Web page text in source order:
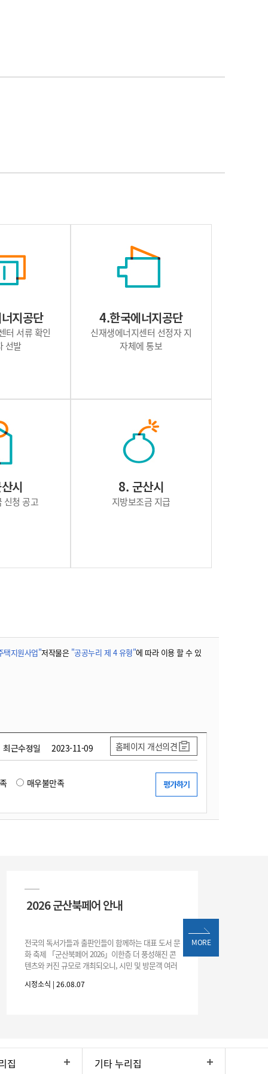
지공단
터 서류 확인
선발
4.한국에너지공단
신재생에너지센터 선정자 지
자체에 통보
시
신청 공고
8. 군산시
지방보조금 지급
택지원사업"저작물은 "공공누리 제 4 유형"에 따라 이용 할 수 있
최근수정일 2023-11-09 홈페이지 개선의견
매우불만족
2026 군산북페어 안내
전국의 독서가들과 출판인들이 함께하는 대표 도서 문
화 축제 「군산북페어 2026」이한층 더 풍성해진 콘
텐츠와 커진 규모로 개최되오니, 시민 및 방문객 여러
간: 2026. 8. 28.
시정소식 | 26.08.07
MORE
집 기타 누리집